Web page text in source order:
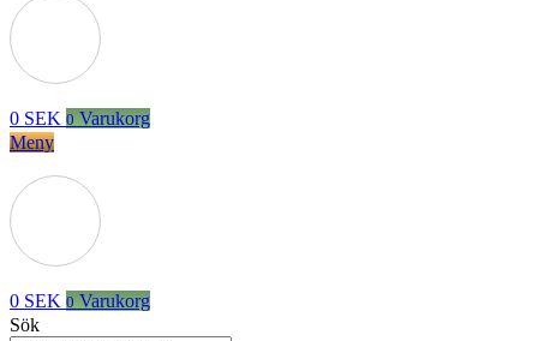
0 SEK 0 Varukorg
Meny
0 SEK 0 Varukorg
Sök